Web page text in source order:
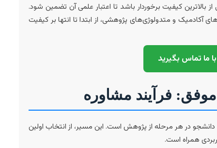
بالاترین کیفیت برخوردار باشد تا اعتبار علمی آن تضمین شود.
و متدولوژی‌های پژوهشی، از ابتدا تا انتها بر کیفیت
ما تماس بگیرید
فرآیند مشاوره
دانشجو در هر مرحله از پژوهش است. این مسیر، از انتخاب اولین
همراه است.